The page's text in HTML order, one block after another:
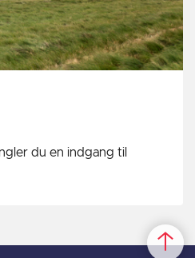
du en indgang til